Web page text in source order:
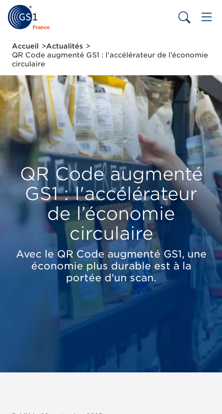
Aller
au
contenu
d'Ariane
Accueil
Actualités
QR Code augmenté GS1 : l'accélérateur de l’économie
circulaire
QR Code augmenté
GS1 : l'accélérateur
de l’économie
circulaire
Avec le QR Code augmenté GS1, une
économie plus durable est à la
portée d'un scan.